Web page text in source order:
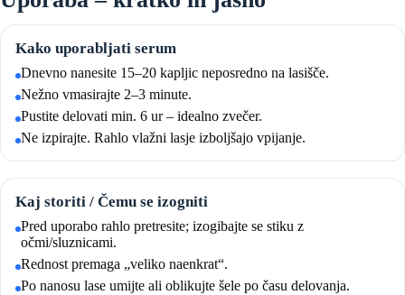
Kako uporabljati serum
Dnevno nanesite 15–20 kapljic neposredno na lasišče.
Nežno vmasirajte 2–3 minute.
Pustite delovati min. 6 ur – idealno zvečer.
Ne izpirajte. Rahlo vlažni lasje izboljšajo vpijanje.
Kaj storiti / Čemu se izogniti
Pred uporabo rahlo pretresite; izogibajte se stiku z
očmi/sluznicami.
Rednost premaga „veliko naenkrat“.
Po nanosu lase umijte ali oblikujte šele po času delovanja.